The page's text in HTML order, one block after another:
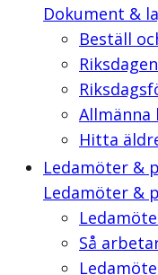
Dokument &
Beställ
Allmänna
Hitta
Ledamöter &
Ledamöter &
Så